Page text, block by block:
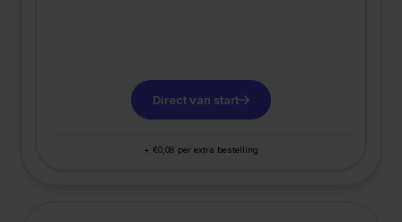
Direct van start
+ €0,08 per extra bestelling